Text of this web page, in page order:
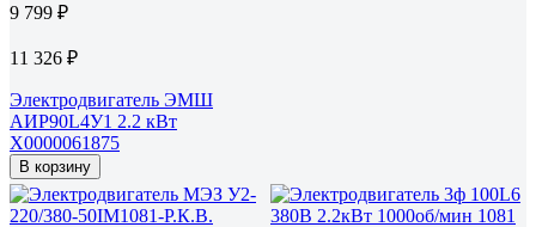
9 799 ₽
11 326 ₽
Электродвигатель ЭМШ
АИР90L4У1 2.2 кВт
Х0000061875
В корзину